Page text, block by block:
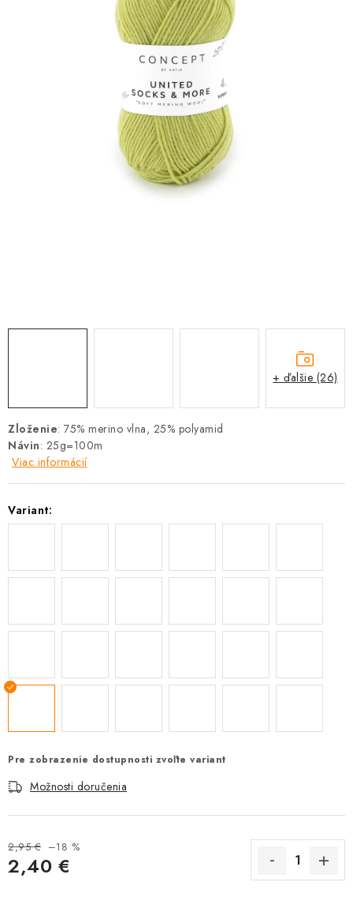
Zloženie: 75% merino vlna, 25% polyamid
Návin: 25g=100m
Viac informácií
Variant:
Pre zobrazenie dostupnosti zvoľte variant
Možnosti doručenia
2,95 € –18 %
2,40 €
+ ďalšie (26)